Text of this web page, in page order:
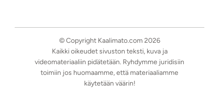
© Copyright Kaalimato.com 2026
Kaikki oikeudet sivuston teksti, kuva ja
videomateriaaliin pidätetään. Ryhdymme juridisiin
toimiin jos huomaamme, että materiaaliamme
käytetään väärin!